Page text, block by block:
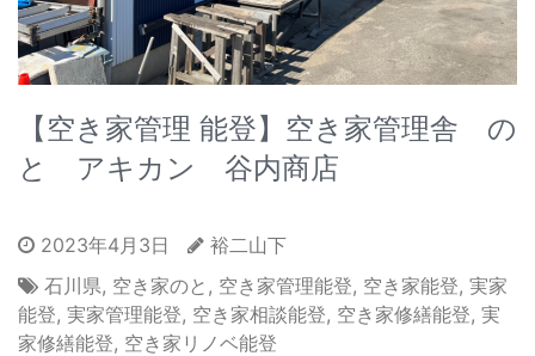
【空き家管理 能登】空き家管理舎 の
と アキカン 谷内商店
2023年4月3日
裕二山下
石川県, 空き家のと , 空き家管理能登, 空き家能登, 実家
能登, 実家管理能登, 空き家相談能登, 空き家修繕能登, 実
家修繕能登, 空き家リノベ能登